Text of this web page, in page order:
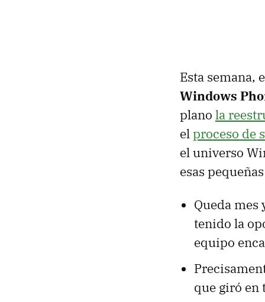
Esta semana,
Windows
plano la
elproceso de
el universo
esas
Queda mes
tenido la
equipo
que giró en